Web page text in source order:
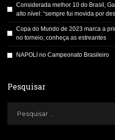
Considerada melhor 10 do Brasil,
alto nível: “sempre fui movida por
Copa do Mundo de 2023 marca a
no torneio; conheça as estreantes
NAPOLI no Campeonato Brasileiro
Pesquisar